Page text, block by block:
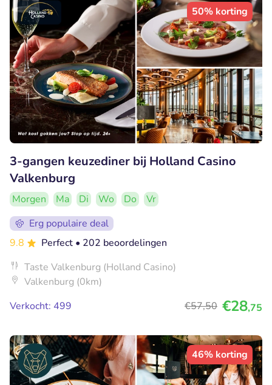
50% korting
3-gangen keuzediner bij Holland Casino
Valkenburg
Morgen Ma Di Wo Do
Vr
Erg populaire deal
9.8
Perfect • 202 beoordelingen
Taste Valkenburg (Holland Casino)
Valkenburg (0km)
Verkocht: 499
€57,50 €28,75
46% korting